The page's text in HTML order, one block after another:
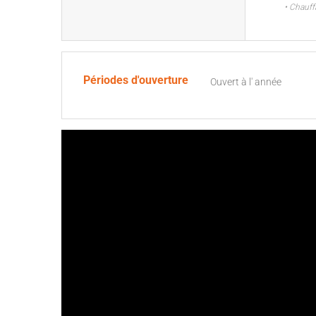
•
Périodes d'ouverture Ouvert à l' année